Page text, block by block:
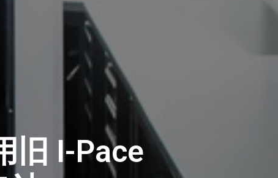
旧 I-Pace